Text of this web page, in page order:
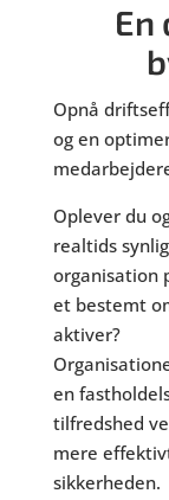
En
Opnå
og en
Oplever du
realtids
organisation
et bestemt
aktiver?
en
tilfredshed
mere
sikkerheden.